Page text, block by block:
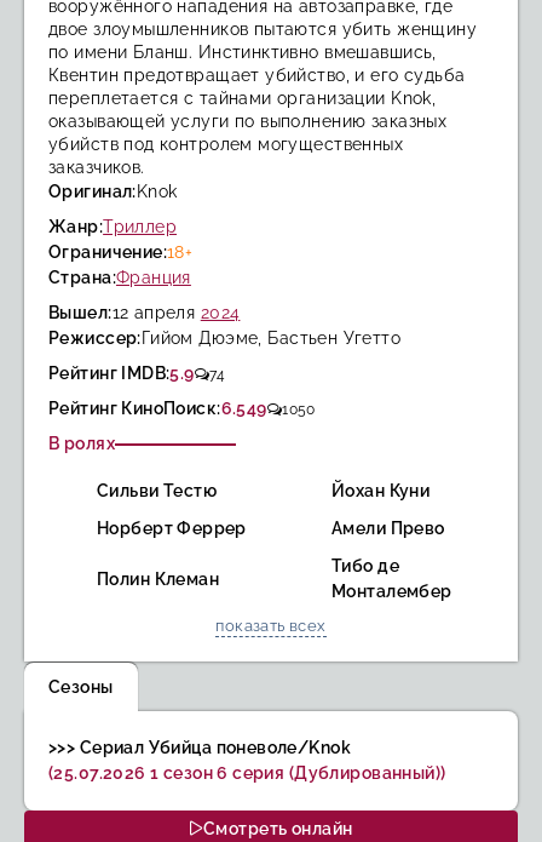
вооружённого нападения на автозаправке, где
двое злоумышленников пытаются убить женщину
по имени Бланш. Инстинктивно вмешавшись,
Квентин предотвращает убийство, и его судьба
переплетается с тайнами организации Knok,
оказывающей услуги по выполнению заказных
убийств под контролем могущественных
заказчиков.
Оригинал:Knok
Жанр:Триллер
Ограничение:18+
Страна:Франция
Вышел:12 апреля 2024
Режиссер:Гийом Дюэме, Бастьен Угетто
Рейтинг IMDB:5.9 74
Рейтинг КиноПоиск:6.549 1050
В ролях
Сильви Тестю
Йохан Куни
Норберт Феррер
Амели Прево
Полин Клеман
Тибо де
Монталембер
показать всех
Сезоны
>>> Сериал Убийца поневоле/Knok
(25.07.2026 1 сезон 6 серия (Дублированный))
Смотреть онлайн